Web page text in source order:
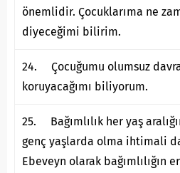
önemlidir. Çocuklarıma ne
diyeceğimi bilirim.
24. Çocuğumu olumsuz
koruyacağımı biliyorum.
25. Bağımlılık her yaş
genç yaşlarda olma ihtimali
Ebeveyn olarak bağımlılığın